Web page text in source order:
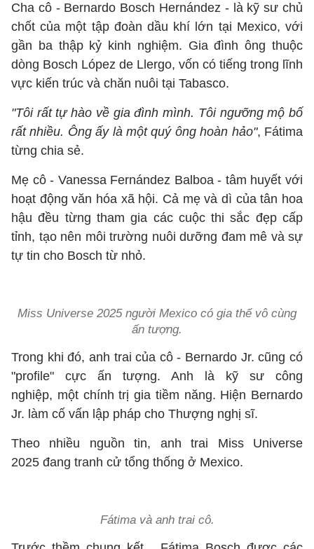
Cha cô - Bernardo Bosch Hernández - là kỹ sư chủ
chốt của một tập đoàn dầu khí lớn tại Mexico, với
gần ba thập kỷ kinh nghiệm. Gia đình ông thuộc
dòng Bosch López de Llergo, vốn có tiếng trong lĩnh
vực kiến trúc và chăn nuôi tại Tabasco.
"Tôi rất tự hào về gia đình mình. Tôi ngưỡng mộ bố
rất nhiều. Ông ấy là một quý ông hoàn hảo", Fátima
từng chia sẻ.
Mẹ cô - Vanessa Fernández Balboa - tâm huyết với
hoạt động văn hóa xã hội. Cả mẹ và dì của tân hoa
hậu đều từng tham gia các cuộc thi sắc đẹp cấp
tỉnh, tạo nên môi trường nuôi dưỡng đam mê và sự
tự tin cho Bosch từ nhỏ.
Miss Universe 2025 người Mexico có gia thế vô cùng
ấn tượng.
Trong khi đó, anh trai của cô - Bernardo Jr. cũng có
"profile" cực ấn tượng. Anh là kỹ sư công
nghiệp, một chính trị gia tiềm năng. Hiện Bernardo
Jr. làm cố vấn lập pháp cho Thượng nghị sĩ.
Theo nhiều nguồn tin, anh trai Miss Universe
2025 đang tranh cử tổng thống ở Mexico.
Fátima và anh trai cô.